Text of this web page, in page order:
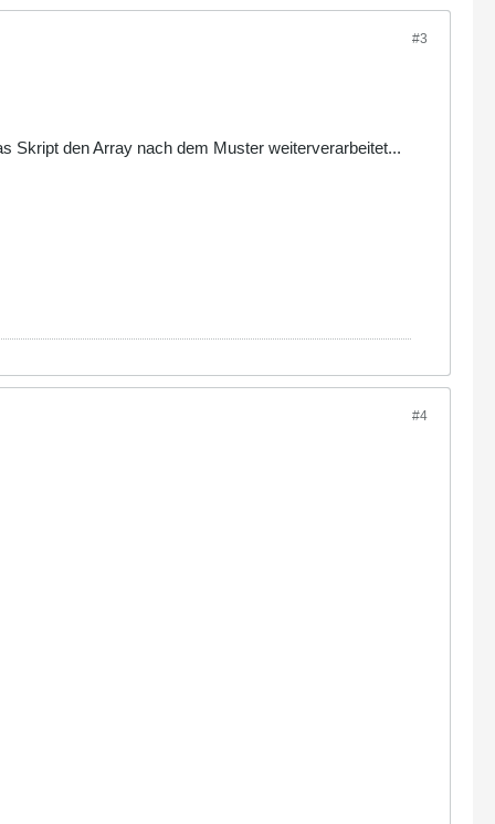
#3
Skript den Array nach dem Muster weiterverarbeitet...
#4